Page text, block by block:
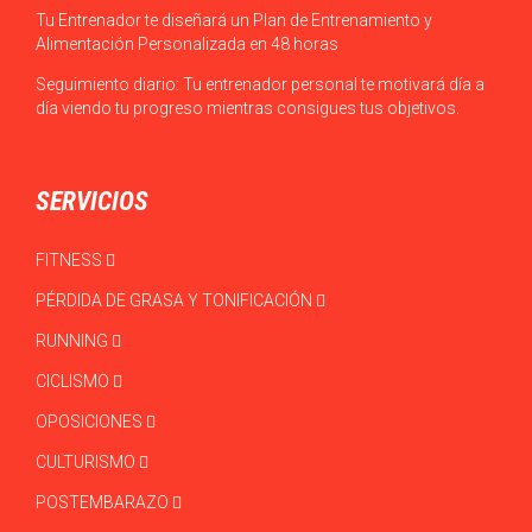
Tu Entrenador te diseñará un Plan de Entrenamiento y
Alimentación Personalizada en 48 horas
Seguimiento diario: Tu entrenador personal te motivará día a
día viendo tu progreso mientras consigues tus objetivos.
SERVICIOS
FITNESS
PÉRDIDA DE GRASA Y TONIFICACIÓN
RUNNING
CICLISMO
OPOSICIONES
CULTURISMO
POSTEMBARAZO